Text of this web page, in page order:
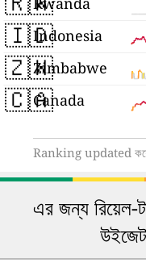
🇮🇩Indonesia
🇿🇼Zimbabwe
🇨🇦Canada
Ranking updated
এর জন্য রিয়েল-